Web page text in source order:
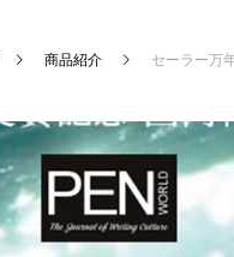
商品紹介 セーラー万